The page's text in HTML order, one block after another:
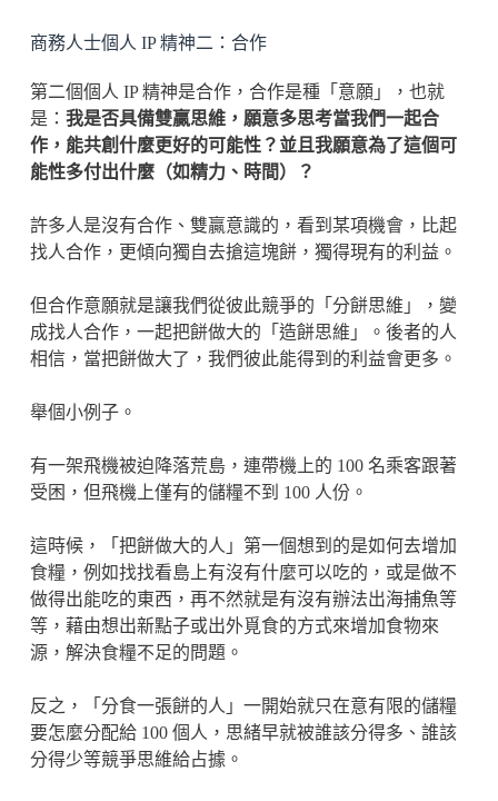
商務人士個人 IP 精神二：合作
第二個個人 IP 精神是合作，合作是種「意願」，也就
是： 我是否具備雙贏思維，願意多思考當我們一起合
作，能共創什麼更好的可能性？並且我願意為了這個可
能性多付出什麼（如精力、時間）？
許多人是沒有合作、雙贏意識的，看到某項機會，比起
找人合作，更傾向獨自去搶這塊餅，獨得現有的利益。
但合作意願就是讓我們從彼此競爭的「分餅思維」，變
成找人合作，一起把餅做大的「造餅思維」。後者的人
相信，當把餅做大了，我們彼此能得到的利益會更多。
舉個小例子。
有一架飛機被迫降落荒島，連帶機上的 100 名乘客跟著
受困，但飛機上僅有的儲糧不到 100 人份。
這時候，「把餅做大的人」第一個想到的是如何去增加
食糧，例如找找看島上有沒有什麼可以吃的，或是做不
做得出能吃的東西，再不然就是有沒有辦法出海捕魚等
等，藉由想出新點子或出外覓食的方式來增加食物來
源，解決食糧不足的問題。
反之，「分食一張餅的人」一開始就只在意有限的儲糧
要怎麼分配給 100 個人，思緒早就被誰該分得多、誰該
分得少等競爭思維給占據。